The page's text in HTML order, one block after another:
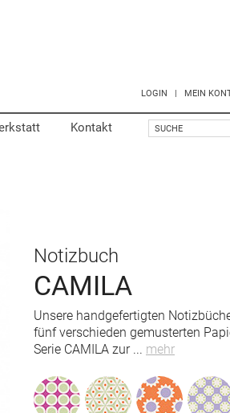
LOGIN | MEIN
Kontakt SUCHE
Notizbuch
CAMILA
Unsere handgefertigten
fünf verschieden gemusterten
Serie CAMILA zur ... mehr